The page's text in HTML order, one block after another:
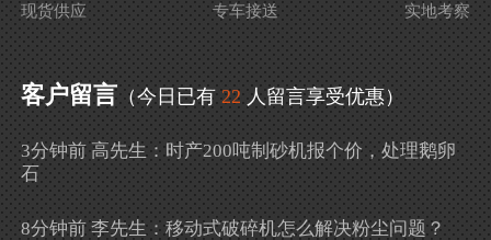
现货供应 专车接送 实地考察
客户留言 （今日已有 22 人留言享受优惠）
3分钟前 高先生：时产200吨制砂机报个价，处理鹅卵
石
8分钟前 李先生：移动式破碎机怎么解决粉尘问题？